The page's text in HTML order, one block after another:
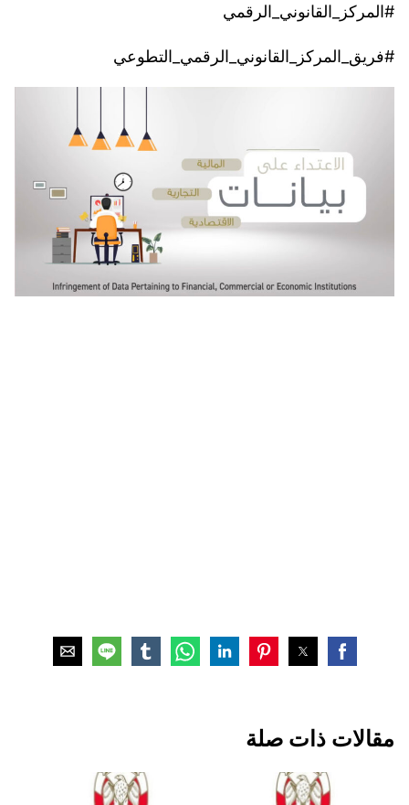
#المركز_القانوني_الرقمي
#فريق_المركز_القانوني_الرقمي_التطوعي
مقالات ذات صلة